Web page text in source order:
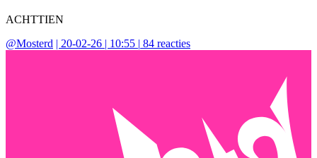
ACHTTIEN
@Mosterd | 20-02-26 | 10:55 | 84 reacties